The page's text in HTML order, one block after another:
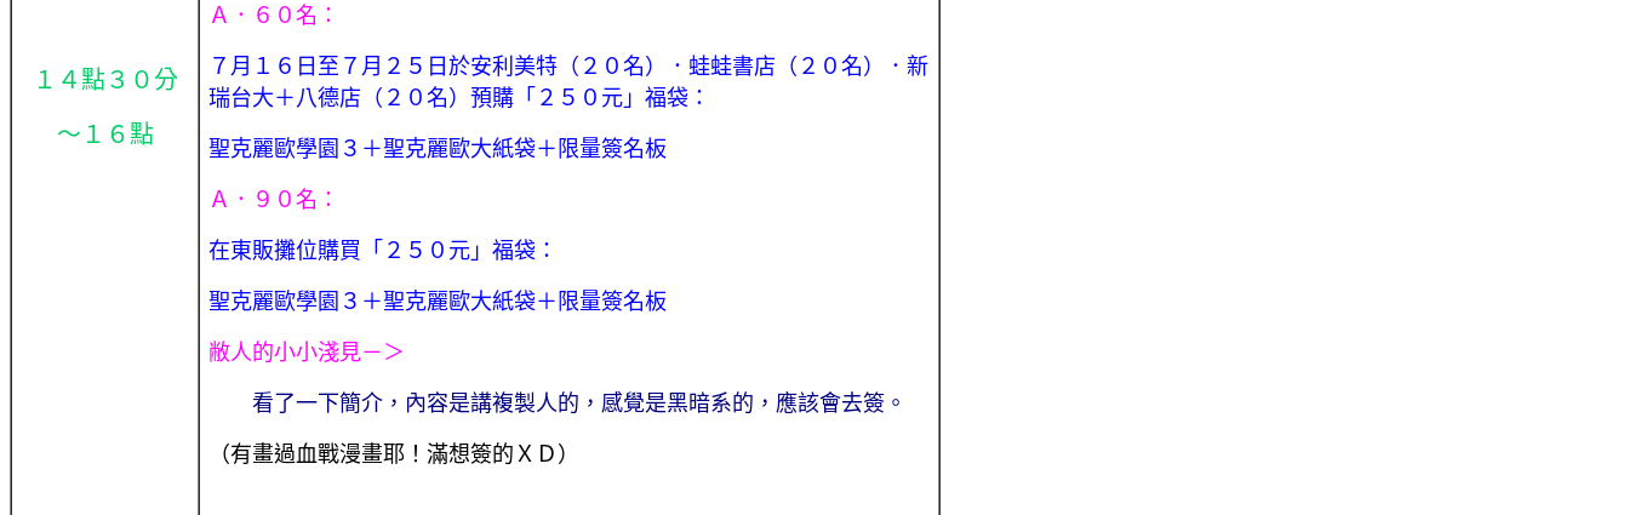
１４點３０分
～１６點
Ａ．６０名：
７月１６日至７月２５日於安利美特（２０名）．蛙蛙書店（２０名）．新
瑞台大＋八德店（２０名）預購 「２５０ 元 」福袋：
聖克麗歐學園３＋聖克麗歐大紙袋＋限量簽名板
Ａ．９０名：
在東販攤位購買 「２５０ 元 」福袋：
聖克麗歐學園３＋聖克麗歐大紙袋＋限量簽名板
敝人的小小淺見－＞
看了一下簡介，內容是講複製人的，感覺是黑暗系的，應該會去簽。
（有畫過血戰漫畫耶！滿想簽的ＸＤ）